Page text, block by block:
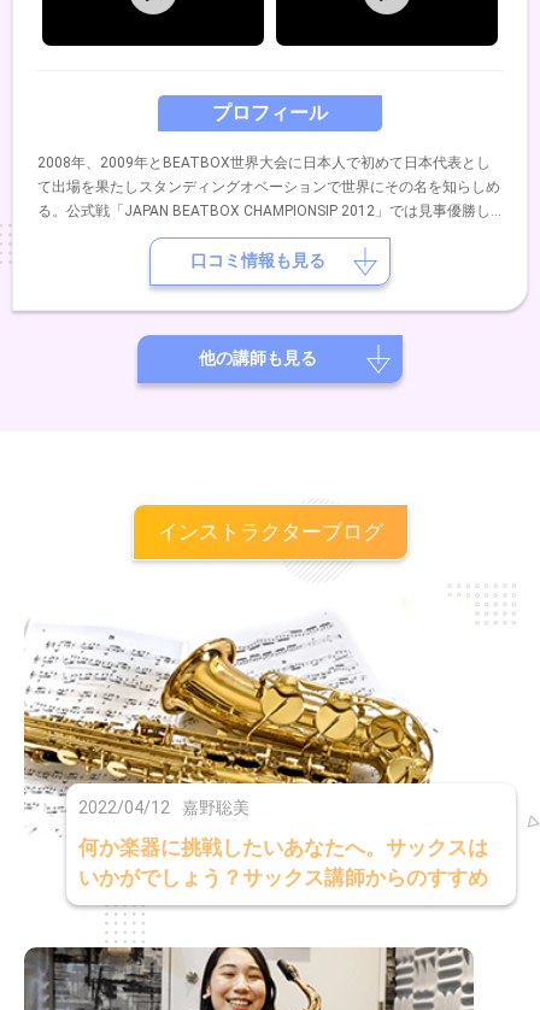
プロフィール
2008年、2009年とBEATBOX世界大会に日本人で初めて日本代表とし
て出場を果たしスタンディングオベーションで世界にその名を知らしめ
る。公式戦「JAPAN BEATBOX CHAMPIONSIP 2012」では見事優勝し
日本一に輝やく。 2014年5月EXILEのUSAプロデュースDANCE EARTH
PROJECT舞台「Changes」全21公演にEXILEのUSA直々にスカウトが
あり参加。 2015年2月には100組を越える様々なパフォーマーが参加し
No.1を決めるパフォーマーコンテスト「GONG SHOW FINAL」にて優勝
しグランドグランプリを受賞。 2015年5月BEATBOX世界大会
「WORLD BEATBOX CHAMPIONSIP 2015」に日本代表として出場。 現
在は様々なアーティストやパフォーマーとコラボレーションをして
口コミ情報も見る
他の講師も見る
インストラクターブログ
2022/04/12 嘉野聡美
何か楽器に挑戦したいあなたへ。サックスは
いかがでしょう？サックス講師からのすすめ